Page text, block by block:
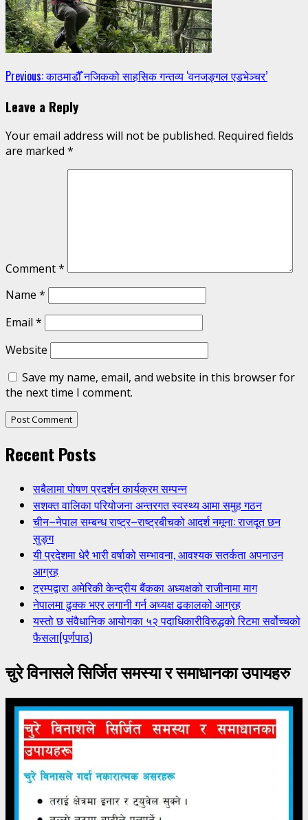
Continue
Reading
Previous:काठमाडौँ नजिकको साहसिक गन्तव्य ‘वनजङ्गल एडभेञ्चर’
Leave a Reply
Your email address will not be published. Required fields
are marked *
Comment*
Name *
Email *
Website
Save my name, email, and website in this browser for
the next time I comment.
Recent Posts
सबैलामा पोषण प्रदर्शन कार्यक्रम सम्पन्न
सशक्त वालिका परियोजना अन्तरगत स्वस्थ्य आमा समुह गठन
चीन–नेपाल सम्बन्ध राष्ट्र–राष्ट्रबीचको आदर्श नमूना: राजदूत छन
सुङ्ग
यी प्रदेशमा धेरै भारी वर्षाको सम्भावना, आवश्यक सतर्कता अपनाउन
आग्रह
ट्रम्पद्वारा अमेरिकी केन्द्रीय बैंकका अध्यक्षको राजीनामा माग
नेपालमा ढुक्क भएर लगानी गर्न अध्यक्ष ढकालको आग्रह
यस्तो छ संवैधानिक आयोगका ५२ पदाधिकारीविरुद्धको रिटमा सर्वोच्चको
फैसला(पूर्णपाठ)
चुरे विनासले सिर्जित समस्या र समाधानका उपायहरु